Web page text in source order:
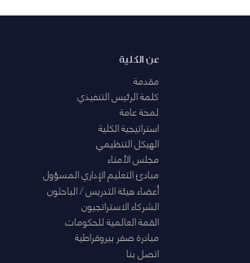
عن الكلية
مقدمة
كلمة الرئيس التنفيذي
لمحة عامة
استراتيجية الكلية
الهيكل التنظيمي
مجلس الأمناء
مبادئ التعليم الإداري المسؤول
أعضاء هيئة التدريس / الباحثون
الشركاء الاستراتجيون
القمة العالمية للحكومات
مبادرة صفر بيروقراطية
اتصل بنا